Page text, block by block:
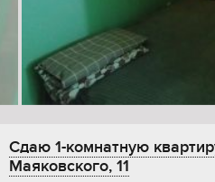
Сдаю 1-комнатную
Маяковского, 11